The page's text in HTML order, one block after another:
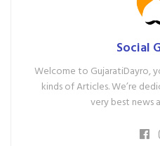
Social
Welcome to GujaratiDayro,
kinds of Articles. We’re
very best news